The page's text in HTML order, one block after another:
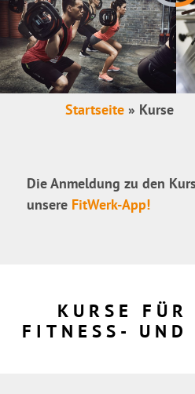
Startseite » Kurse
Die Anmeldung zu den
unsere FitWerk-App!
KURSE FÜR
FITNESS- UND